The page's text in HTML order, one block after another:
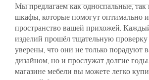
Мы предлагаем как односпальные, так
шкафы, которые помогут оптимально
пространство вашей прихожей.
изделий прошёл тщательную проверку
уверены, что они не только порадуют
дизайном, но и прослужат долгие
магазине мебели вы можете легко